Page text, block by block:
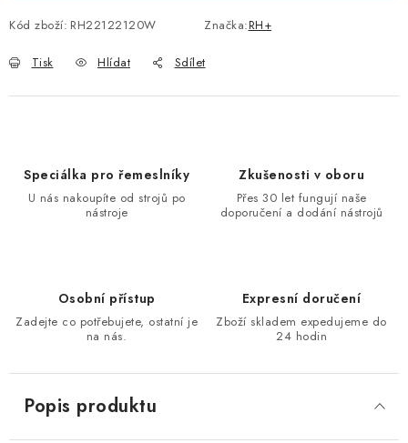
Kód zboží: RH22122120W Značka:RH+
Tisk Hlídat Sdílet
Speciálka pro řemeslníky
U nás nakoupíte od strojů po
nástroje
Zkušenosti v oboru
Přes 30 let fungují naše
doporučení a dodání nástrojů
Osobní přístup
Zadejte co potřebujete, ostatní je
na nás.
Expresní doručení
Zboží skladem expedujeme do
24 hodin
Popis produktu